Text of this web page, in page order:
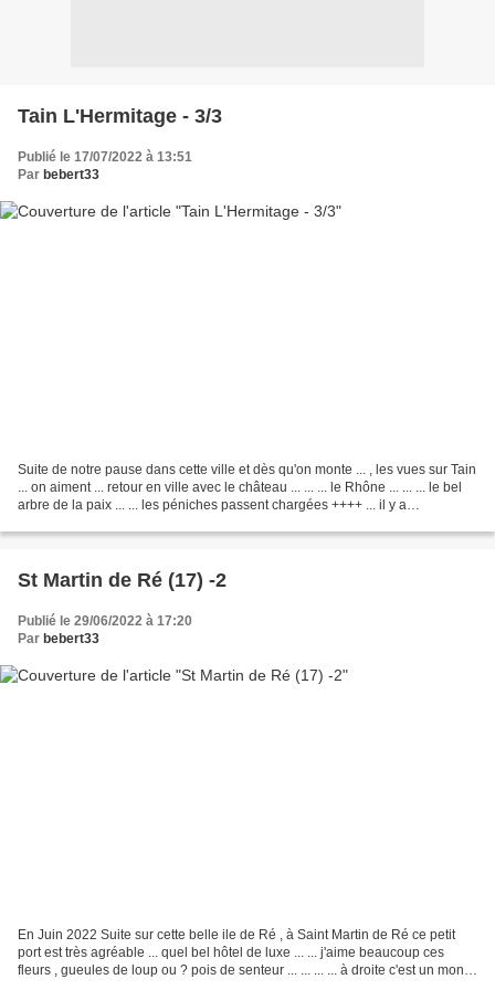
Tain L'Hermitage - 3/3
Publié le 17/07/2022 à 13:51
Par bebert33
Suite de notre pause dans cette ville et dès qu'on monte ... , les vues sur Tain
... on aiment ... retour en ville avec le château ... ... ... le Rhône ... ... ... le bel
arbre de la paix ... ... les péniches passent chargées ++++ ... il y a
St Martin de Ré (17) -2
Publié le 29/06/2022 à 17:20
Par bebert33
En Juin 2022 Suite sur cette belle ile de Ré , à Saint Martin de Ré ce petit
port est très agréable ... quel bel hôtel de luxe ... ... j'aime beaucoup ces
fleurs , gueules de loup ou ? pois de senteur ... ... ... ... à droite c'est un monte